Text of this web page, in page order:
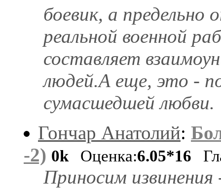
боевик, а предельно
реальной военной
составляет
людей.А еще, это -
сумасшедшей любви.
Гончар Анатолий:
-2) 0k Оценка:6.05*16
Приносим извинения